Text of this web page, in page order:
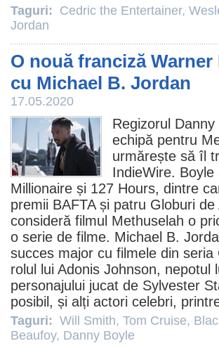
Taguri: Cedric the Entertainer,
Jordan
O nouă franciză
cu Michael B. Jordan
17.05.2020
Regizorul Danny
echipă pentru
urmărește să îl
IndieWire.
Millionaire și 127 Hours, dintre
premii BAFTA și patru Globuri
consideră filmul Methuselah o
o serie de filme. Michael B.
succes major cu filmele din seria
rolul lui Adonis Johnson, nepotul
personajului jucat de Sylvester
posibil, și alți actori celebri,
Taguri: Will Smith, Tom Cruise,
Beaufoy, Danny Boyle